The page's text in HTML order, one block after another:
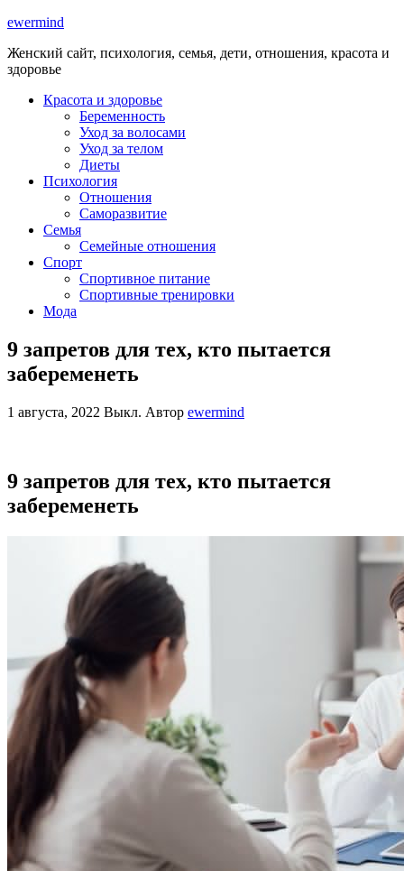
ewermind
Женский сайт, психология, семья, дети, отношения, красота и
здоровье
Красота и здоровье
Беременность
Уход за волосами
Уход за телом
Диеты
Психология
Отношения
Саморазвитие
Семья
Семейные отношения
Спорт
Спортивное питание
Спортивные тренировки
Мода
9 запретов для тех, кто пытается
забеременеть
1 августа, 2022 Выкл. Автор ewermind
9 запретов для тех, кто пытается
забеременеть